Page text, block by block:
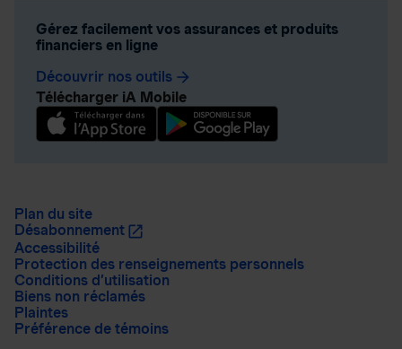
Gérez facilement vos assurances et produits
financiers en ligne
Découvrir nos outils arrow_forward
Télécharger iA Mobile
Plan du site
Désabonnement
Accessibilité
Protection des renseignements personnels
Conditions d’utilisation
Biens non réclamés
Plaintes
Préférence de témoins